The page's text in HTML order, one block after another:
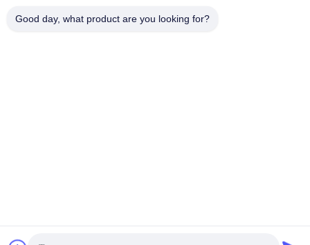
Быстрый контакт
Доставщик. 2022-2026 Changsha Tongchuang Mechanical Co.,
Good day, what product are you looking for?